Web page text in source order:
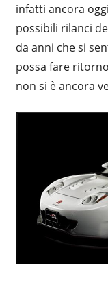
infatti ancora
possibili rilanci
da anni che si
possa fare
non si è ancora